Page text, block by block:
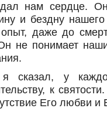
нам сердце.
и бездну
даже до
не понимает
сказал, у
к
Его любви